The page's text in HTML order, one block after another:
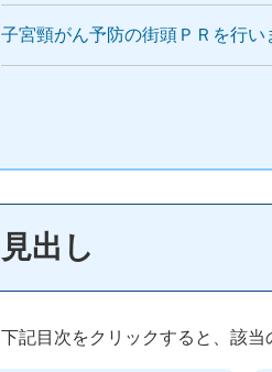
子宮頸がん予防の街頭ＰＲを行い
見出し
下記目次をクリックすると、該当